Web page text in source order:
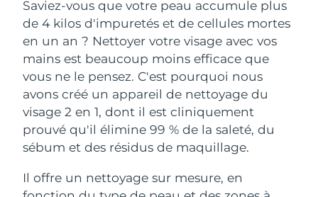
Saviez-vous que votre peau accumule plus
de 4 kilos d'impuretés et de cellules mortes
en un an ? Nettoyer votre visage avec vos
mains est beaucoup moins efficace que
vous ne le pensez. C'est pourquoi nous
avons créé un appareil de nettoyage du
visage 2 en 1, dont il est cliniquement
prouvé qu'il élimine 99 % de la saleté, du
sébum et des résidus de maquillage.
Il offre un nettoyage sur mesure, en
Anti-aging massage
LUNA™ 4 Plus
Massage, LED heating
LUNA™ 4 Men
For men, anti-aging massage
Microcurrent toning
BEAR™ 2 go
Microcurrent toning on-the-go
BEAR™ 2 eyes & lips
Microcurrent line smoothing device
Hydratation
UFO™ 3 coffret
Deep facial hydration
UFO™ 3 LED
Near-infrared and red light therapy
device
Soin bucco-dentaire
issa™ 4
Hybrid silicone sonic toothbrush
issa™ 4 plus
FAQ™ TRAITEMENT ANTI-ÂGE
Anti-âge Traitements LED
NEW
Bosnie-Herzégovine Livraison estimée
Livraison estimée
Bulgarie Livraison estimée8/9/26
Canada Livraison estimée8/13/26